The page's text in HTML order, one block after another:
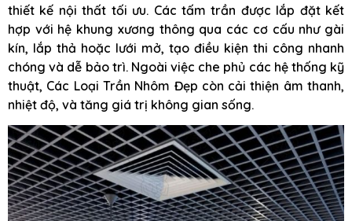
thiết kế nội thất tối ưu. Các tấm trần được lắp đặt kết
hợp với hệ khung xương thông qua các cơ cấu như gài
kín, lắp thả hoặc lưới mở, tạo điều kiện thi công nhanh
chóng và dễ bảo trì. Ngoài việc che phủ các hệ thống kỹ
thuật, Các Loại Trần Nhôm Đẹp còn cải thiện âm thanh,
nhiệt độ, và tăng giá trị không gian sống.